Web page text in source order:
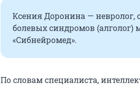
Ксения Доронина — невролог,
болевых синдромов
«Сибнейромед».
По словам специалиста,